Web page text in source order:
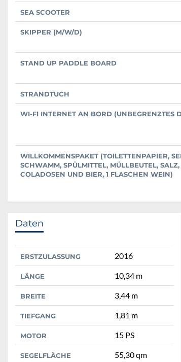
SEA SCOOTER
SKIPPER (M/W/D)
STAND UP PADDLE BOARD
STRANDTUCH
WI-FI INTERNET AN BORD (UNBEGRENZTES
WILLKOMMENSPAKET (TOILETTENPAPIER,
SCHWAMM, SPÜLMITTEL, MÜLLBEUTEL,
COLADOSEN UND BIER, 1 FLASCHEN WEIN)
Daten
ERSTZULASSUNG 2016
LÄNGE 10,34 m
BREITE 3,44 m
TIEFGANG 1,81 m
MOTOR 15 PS
SEGELFLÄCHE 55,30 qm